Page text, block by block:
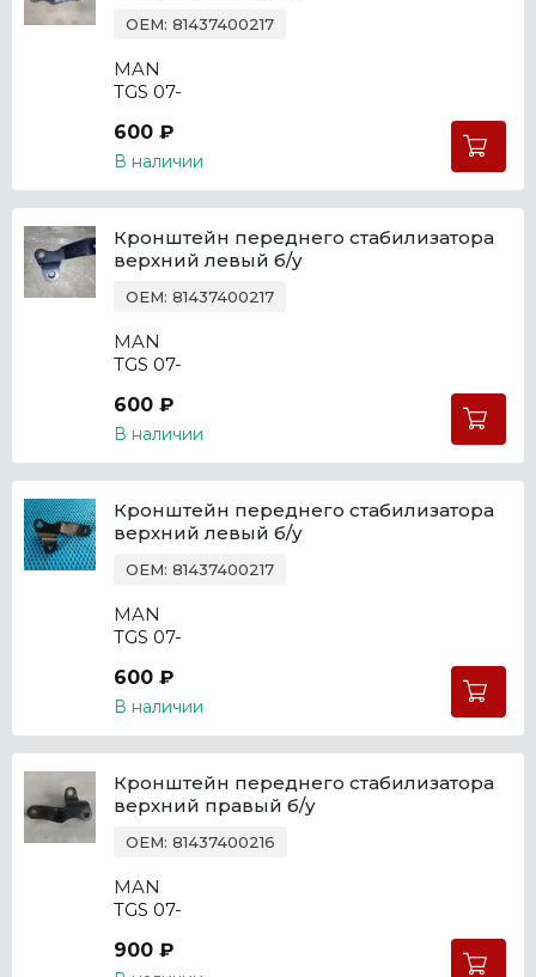
OEM: 81437400217
MAN
TGS 07-
600 ₽
В наличии
Кронштейн переднего стабилизатора
верхний левый б/у
OEM: 81437400217
MAN
TGS 07-
600 ₽
В наличии
Кронштейн переднего стабилизатора
верхний левый б/у
OEM: 81437400217
MAN
TGS 07-
600 ₽
В наличии
Кронштейн переднего стабилизатора
верхний правый б/у
OEM: 81437400216
MAN
TGS 07-
900 ₽